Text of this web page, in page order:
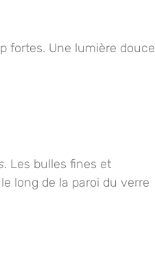
fortes. Une lumière douce
. Les bulles fines et
long de la paroi du verre